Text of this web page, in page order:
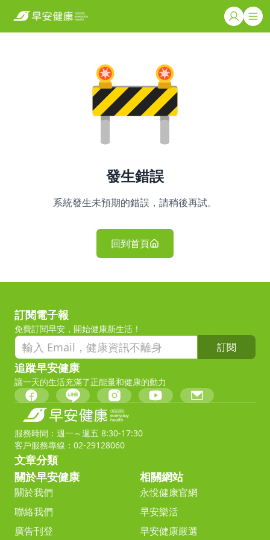
發生錯誤
系統發生未預期的錯誤，請稍後再試。
回到首頁
訂閱電子報
免費訂閱早安，開始健康新生活！
訂閱
追蹤早安健康
讓一天的生活充滿了正能量和健康的動力
服務時間：週一～週五 8:30-17:30
客戶服務專線：02-29128060
文章分類
關於早安健康
關於我們
聯絡我們
廣告刊登
相關網站
永悅健康官網
早安樂活
早安健康嚴選